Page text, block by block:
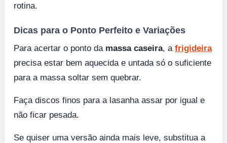
rotina.
Dicas para o Ponto Perfeito e Variações
Para acertar o ponto da massa caseira, a frigideira
precisa estar bem aquecida e untada só o suficiente
para a massa soltar sem quebrar.
Faça discos finos para a lasanha assar por igual e
não ficar pesada.
Se quiser uma versão ainda mais leve, substitua a